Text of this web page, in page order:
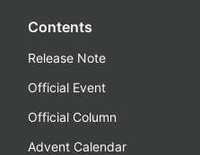
Contents
Release Note
Official Event
Official Column
Advent Calendar